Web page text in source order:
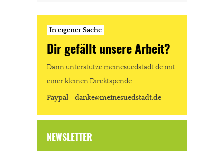
In eigener Sache
Dir gefällt unsere Arbeit?
Dann unterstütze meinesuedstadt.de mit
einer kleinen Direktspende.
Paypal - danke@meinesuedstadt.de
NEWSLETTER